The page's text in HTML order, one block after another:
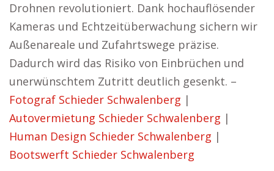
Drohnen revolutioniert. Dank hochauflösender
Kameras und Echtzeitüberwachung sichern wir
Außenareale und Zufahrtswege präzise.
Dadurch wird das Risiko von Einbrüchen und
unerwünschtem Zutritt deutlich gesenkt. –
Fotograf Schieder Schwalenberg |
Autovermietung Schieder Schwalenberg |
Human Design Schieder Schwalenberg |
Bootswerft Schieder Schwalenberg